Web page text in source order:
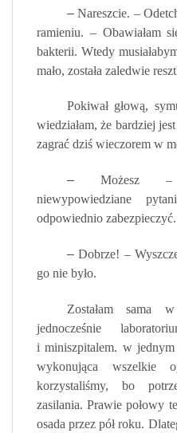
–Nareszcie. –
ramieniu. – Obawiałam
bakterii. Wtedy
mało, została zaledwie
Pokiwał głową,
wiedziałam, że bardziej
zagrać dziś wieczorem w
–Możesz –
niewypowiedziane
odpowiednio zabezpieczyć.
–Dobrze! –
go nie było.
Zostałam sama
jednocześnie
i miniszpitalem. w jednym
wykonująca wszelkie
korzystaliśmy, bo
zasilania. Prawie połowy
osada przez pół roku.